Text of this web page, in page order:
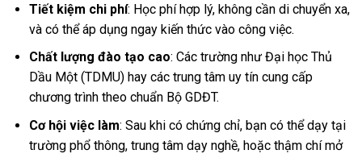
Tiết kiệm chi phí: Học phí hợp lý, không cần di chuyển xa,
và có thể áp dụng ngay kiến thức vào công việc.
Chất lượng đào tạo cao: Các trường như Đại học Thủ
Dầu Một (TDMU) hay các trung tâm uy tín cung cấp
chương trình theo chuẩn Bộ GDĐT.
Cơ hội việc làm: Sau khi có chứng chỉ, bạn có thể dạy tại
trường phổ thông, trung tâm dạy nghề, hoặc thậm chí mở